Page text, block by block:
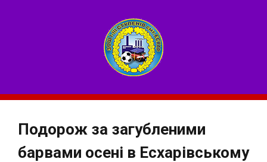
Подорож за загубленими
барвами осені в Есхарівському